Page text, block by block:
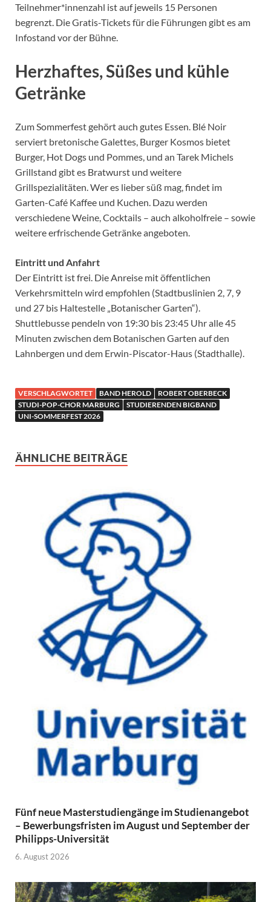
Teilnehmer*innenzahl ist auf jeweils 15 Personen
begrenzt. Die Gratis-Tickets für die Führungen gibt es am
Infostand vor der Bühne.
Herzhaftes, Süßes und kühle
Getränke
Zum Sommerfest gehört auch gutes Essen. Blé Noir
serviert bretonische Galettes, Burger Kosmos bietet
Burger, Hot Dogs und Pommes, und an Tarek Michels
Grillstand gibt es Bratwurst und weitere
Grillspezialitäten. Wer es lieber süß mag, findet im
Garten-Café Kaffee und Kuchen. Dazu werden
verschiedene Weine, Cocktails – auch alkoholfreie – sowie
weitere erfrischende Getränke angeboten.
Eintritt und Anfahrt
Der Eintritt ist frei. Die Anreise mit öffentlichen
Verkehrsmitteln wird empfohlen (Stadtbuslinien 2, 7, 9
und 27 bis Haltestelle „Botanischer Garten“).
Shuttlebusse pendeln von 19:30 bis 23:45 Uhr alle 45
Minuten zwischen dem Botanischen Garten auf den
Lahnbergen und dem Erwin-Piscator-Haus (Stadthalle).
VERSCHLAGWORTET BAND HEROLD
ROBERT OBERBECK
STUDI-POP-CHOR MARBURG
STUDIERENDEN BIGBAND
UNI-SOMMERFEST 2026
ÄHNLICHE BEITRÄGE
Fünf neue Masterstudiengänge im Studienangebot
– Bewerbungsfristen im August und September der
Philipps-Universität
6. August 2026